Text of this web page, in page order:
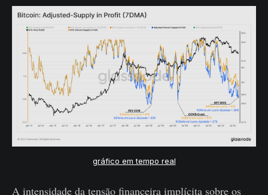
gráfico em tempo real
A intensidade da tensão financeira implícita sobre os